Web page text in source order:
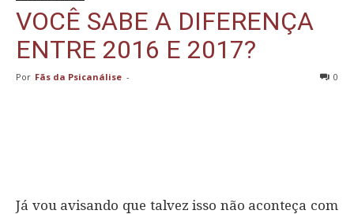
VOCÊ SABE A DIFERENÇA
ENTRE 2016 E 2017?
Por Fãs da Psicanálise - 0
Já vou avisando que talvez isso não aconteça com